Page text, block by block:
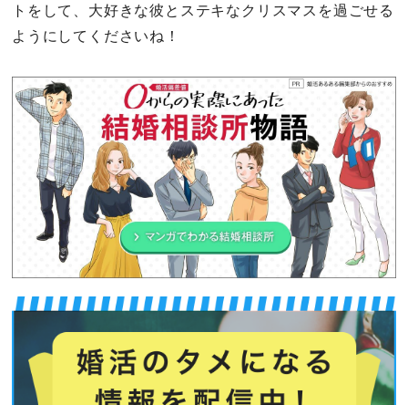
トをして、大好きな彼とステキなクリスマスを過ごせる
ようにしてくださいね！